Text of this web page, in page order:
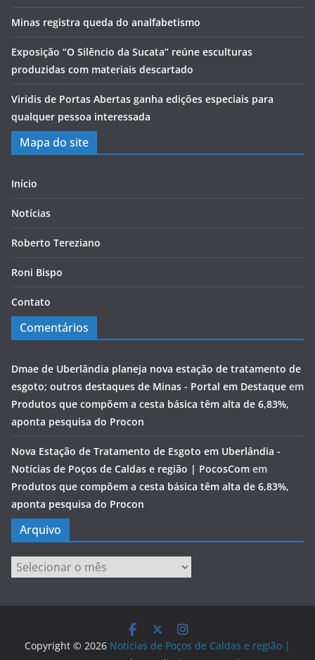
Minas registra queda do analfabetismo
Exposição “O Silêncio da Sucata” reúne esculturas
produzidas com materiais descartado
Viridis de Portas Abertas ganha edições especiais para
qualquer pessoa interessada
Mapa do site
Início
Notícias
Roberto Tereziano
Roni Bispo
Contato
Comentários
Dmae de Uberlândia planeja nova estação de tratamento de
esgoto; outros destaques de Minas - Portal em Destaque em
Produtos que compõem a cesta básica têm alta de 6,83%,
aponta pesquisa do Procon
Nova Estação de Tratamento de Esgoto em Uberlândia -
Notícias de Poços de Caldas e região | PocosCom em
Produtos que compõem a cesta básica têm alta de 6,83%,
aponta pesquisa do Procon
Arquivo
Arquivo
Copyright © 2026 Notícias de Poços de Caldas e região |